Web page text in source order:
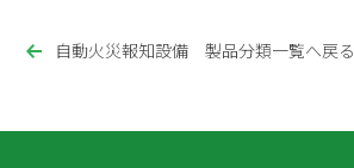
自動火災報知設備 製品分類一覧へ戻る